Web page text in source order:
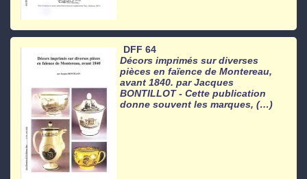
DFF 64
Décors imprimés sur diverses
pièces en faïence de Montereau,
avant 1840. par Jacques
BONTILLOT - Cette publication
donne souvent les marques, (…)